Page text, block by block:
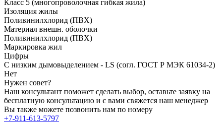
Класс 5 (многопроволочная гибкая жила)
Изоляция жилы
Поливинилхлорид (ПВХ)
Материал внешн. оболочки
Поливинилхлорид (ПВХ)
Маркировка жил
Цифры
С низким дымовыделением - LS (согл. ГОСТ Р МЭК 61034-2)
Нет
Нужен совет?
Наш консультант поможет сделать выбор, оставьте заявку на
бесплатную консультацию и с вами свяжется наш менеджер
Вы также можете позвонить нам по номеру
+7-911-613-5797